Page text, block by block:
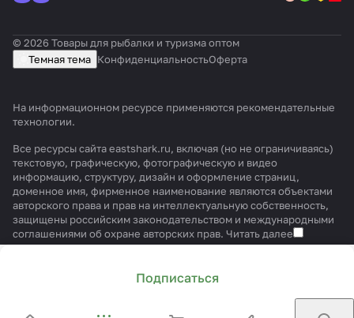
Подписаться
© 2026 Товары для рыбалки и туризма оптом
Темная тема КонфиденциальностьОферта
На информационном ресурсе применяются рекомендательные
технологии.
Все ресурсы сайта eastshark.ru, включая (но не ограничиваясь)
текстовую, графическую, фотографическую и видео
информацию, структуру, дизайн и оформление страниц,
доменное имя, фирменное наименование являются объектами
авторского права и прав на интеллектуальную собственность,
защищены российским законодательством и международными
соглашениями об охране авторских прав. Читать далее